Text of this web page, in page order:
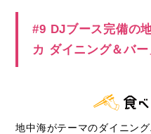
#9 DJブース完備の
カ ダイニング＆バー
地中海がテーマのダイニン